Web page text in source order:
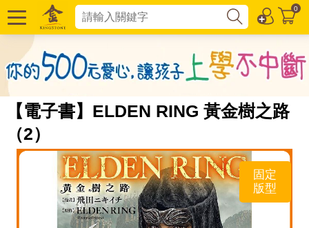
0
【電子書】ELDEN RING 黃金樹之路
（2）
固定
版型